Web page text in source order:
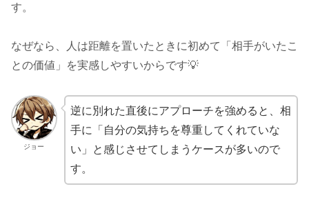
す。
なぜなら、人は距離を置いたときに初めて「相手がいたこ
との価値」を実感しやすいからです💡
ジョー
逆に別れた直後にアプローチを強めると、相
手に「自分の気持ちを尊重してくれていな
い」と感じさせてしまうケースが多いので
す。